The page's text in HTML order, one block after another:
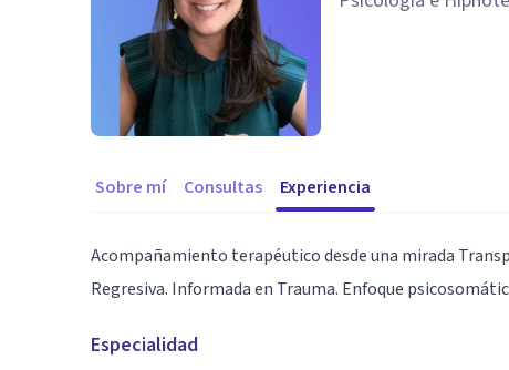
Sobre mí Consultas Experiencia
Acompañamiento terapéutico desde una mirada
Regresiva. Informada en Trauma. Enfoque
Especialidad